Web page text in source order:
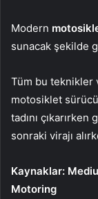
Modern
sunacak şekilde
Tüm bu teknikler
motosiklet
tadını
sonraki virajı
Kaynaklar:
Motoring